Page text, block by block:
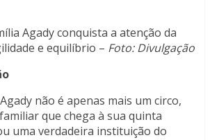
Agady conquista a atenção da
e equilíbrio – Foto: Divulgação
não é apenas mais um circo,
que chega à sua quinta
uma verdadeira instituição do